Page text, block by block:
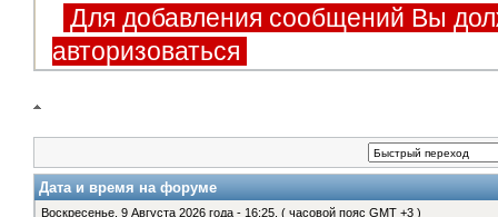
Для добавления сообщений Вы
авторизоваться
Дата и время на форуме
Воскресенье, 9 Августа 2026 года - 16:25, ( часовой пояс GMT +3 )